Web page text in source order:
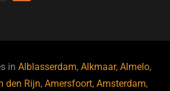
inAlblasserdam,Alkmaar,Almelo,
den Rijn,Amersfoort,Amsterdam,